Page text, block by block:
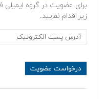
برای عضویت در گروه ایمیلی
زیر اقدام نمایید.